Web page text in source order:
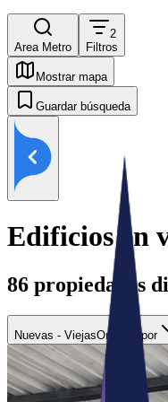
Area Metro
2
Filtros
Mostrar mapa
Guardar búsqueda
Edificios en
86 propiedades
Nuevas - ViejasOrdenar por